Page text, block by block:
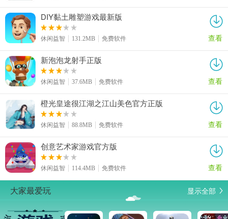
DIY黏土雕塑游戏最新版
休闲益智 131.2MB 免费软件 查看
新泡泡龙射手正版
休闲益智 37.6MB 免费软件 查看
橙光皇途很江湖之江山美色官方正版
休闲益智 88.8MB 免费软件 查看
创意艺术家游戏官方版
休闲益智 114.4MB 免费软件 查看
大家最爱玩 显示全部